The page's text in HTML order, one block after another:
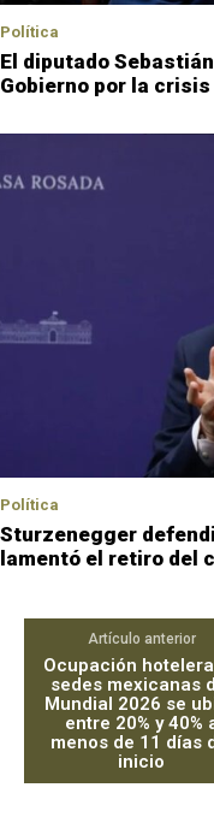
Política
El diputado
Gobierno por la
Política
Sturzenegger
lamentó el retiro del
Artículo anterior
Ocupación
sedes mexicanas
Mundial 2026 se
entre 20% y 40%
menos de 11 días
inicio